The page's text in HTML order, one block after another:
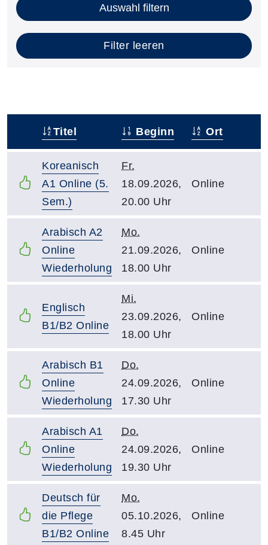
Auswahl filtern
Filter leeren
Titel Beginn Ort
Koreanisch
A1 Online (5.
Sem.)
Fr.
18.09.2026,
20.00 Uhr
Online
Arabisch A2
Online
Wiederholung
Mo.
21.09.2026,
18.00 Uhr
Online
Englisch
B1/B2 Online
Mi.
23.09.2026,
18.00 Uhr
Online
Arabisch B1
Online
Wiederholung
Do.
24.09.2026,
17.30 Uhr
Online
Arabisch A1
Online
Wiederholung
Do.
24.09.2026,
19.30 Uhr
Online
Deutsch für
die Pflege
B1/B2 Online
Mo.
05.10.2026,
8.45 Uhr
Online